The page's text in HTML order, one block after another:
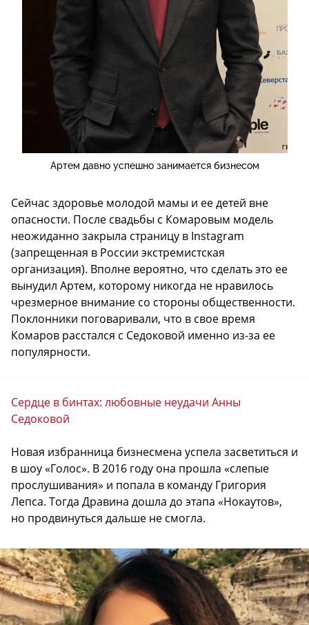
Артем давно успешно занимается бизнесом
Сейчас здоровье молодой мамы и ее детей вне
опасности. После свадьбы с Комаровым модель
неожиданно закрыла страницу в Instagram
(запрещенная в России экстремистская
организация). Вполне вероятно, что сделать это ее
вынудил Артем, которому никогда не нравилось
чрезмерное внимание со стороны общественности.
Поклонники поговаривали, что в свое время
Комаров расстался с Седоковой именно из-за ее
популярности.
Сердце в бинтах: любовные неудачи Анны
Седоковой
Новая избранница бизнесмена успела засветиться и
в шоу «Голос». В 2016 году она прошла «слепые
прослушивания» и попала в команду Григория
Лепса. Тогда Дравина дошла до этапа «Нокаутов»,
но продвинуться дальше не смогла.